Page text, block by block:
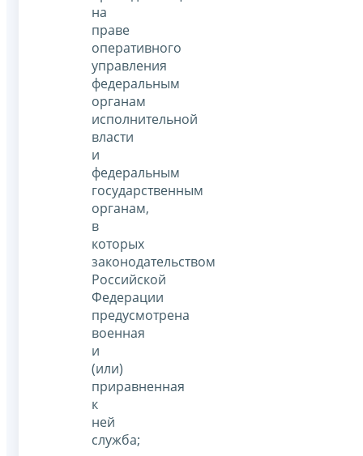
на
праве
оперативного
управления
федеральным
органам
исполнительной
власти
и
федеральным
государственным
органам,
в
которых
законодательством
Российской
Федерации
предусмотрена
военная
и
(или)
приравненная
к
ней
служба;